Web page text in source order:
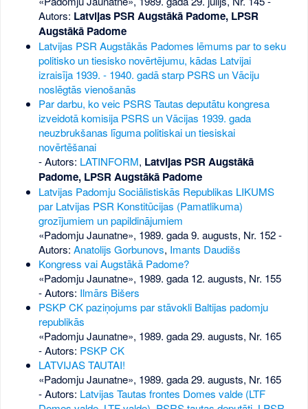
Autors: Latvijas PSR Augstākā Padome, LPSR
Augstākā Padome
Latvijas PSR Augstākās Padomes lēmums par to seku
politisko un tiesisko novērtējumu, kādas Latvijai
izraisīja 1939. - 1940. gadā starp PSRS un Vāciju
noslēgtās vienošanās
Par darbu, ko veic PSRS Tautas deputātu kongresa
izveidotā komisija PSRS un Vācijas 1939. gada
neuzbrukšanas līguma politiskai un tiesiskai
novērtēšanai
- Autors: LATINFORM, Latvijas PSR Augstākā
Padome, LPSR Augstākā Padome
Latvijas Padomju Sociālistiskās Republikas LIKUMS
par Latvijas PSR Konstitūcijas (Pamatlikuma)
grozījumiem un papildinājumiem
«Padomju Jaunatne», 1989. gada 9. augusts, Nr. 152-
Autors: Anatolijs Gorbunovs, Imants Daudišs
Kongress vai Augstākā Padome?
«Padomju Jaunatne», 1989. gada 12. augusts, Nr. 155
- Autors: Ilmārs Bišers
PSKP CK paziņojums par stāvokli Baltijas padomju
republikās
«Padomju Jaunatne», 1989. gada 29. augusts, Nr. 165
- Autors: PSKP CK
LATVIJAS TAUTAI!
«Padomju Jaunatne», 1989. gada 29. augusts, Nr. 165
- Autors: Latvijas Tautas frontes Domes valde (LTF